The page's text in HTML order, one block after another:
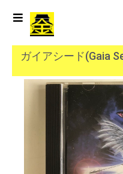
ガイアシード(Gaia